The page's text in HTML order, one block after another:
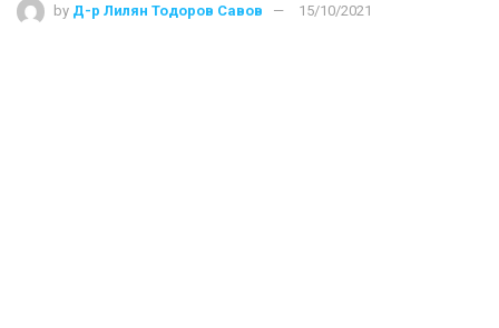
by Д-р Лилян Тодоров Савов 15/10/2021